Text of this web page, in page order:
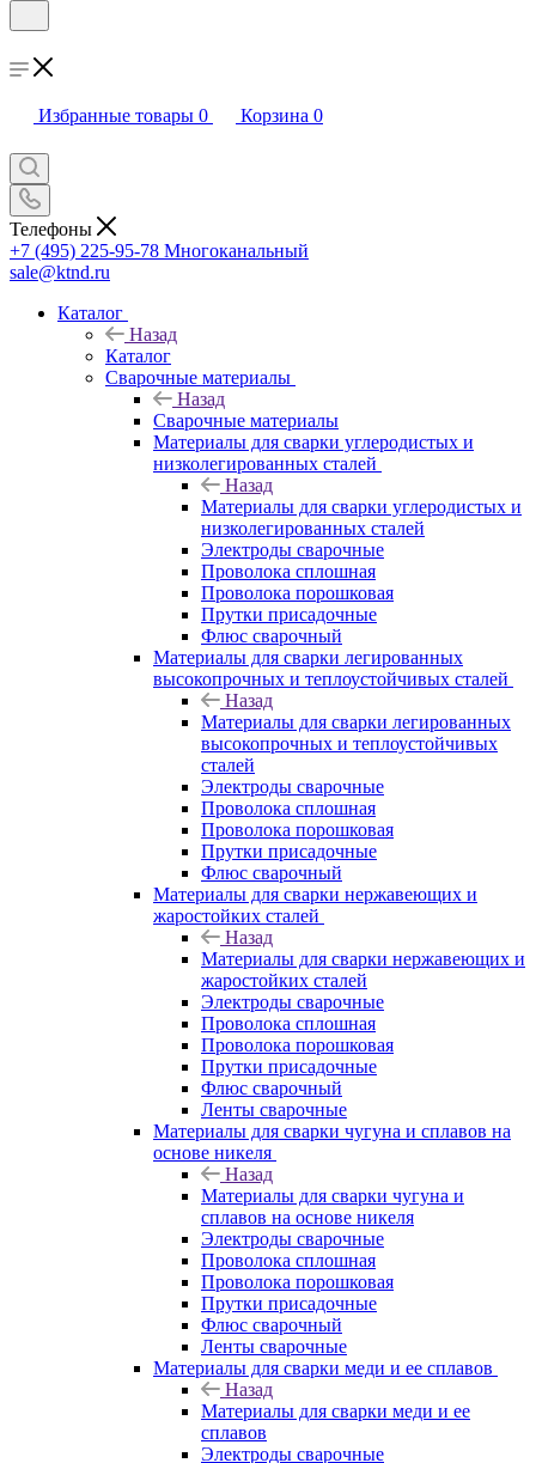
Избранные товары 0 Корзина 0
Телефоны
+7 (495) 225-95-78 Многоканальный
sale@ktnd.ru
Каталог
Назад
Каталог
Сварочные материалы
Назад
Сварочные материалы
Материалы для сварки углеродистых и
низколегированных сталей
Назад
Материалы для сварки углеродистых и
низколегированных сталей
Электроды сварочные
Проволока сплошная
Проволока порошковая
Прутки присадочные
Флюс сварочный
Материалы для сварки легированных
высокопрочных и теплоустойчивых сталей
Назад
Материалы для сварки легированных
высокопрочных и теплоустойчивых
сталей
Электроды сварочные
Проволока сплошная
Проволока порошковая
Прутки присадочные
Флюс сварочный
Материалы для сварки нержавеющих и
жаростойких сталей
Назад
Материалы для сварки нержавеющих и
жаростойких сталей
Электроды сварочные
Проволока сплошная
Проволока порошковая
Прутки присадочные
Флюс сварочный
Ленты сварочные
Материалы для сварки чугуна и сплавов на
основе никеля
Назад
Материалы для сварки чугуна и
сплавов на основе никеля
Электроды сварочные
Проволока сплошная
Проволока порошковая
Прутки присадочные
Флюс сварочный
Ленты сварочные
Материалы для сварки меди и ее сплавов
Назад
Материалы для сварки меди и ее
сплавов
Электроды сварочные